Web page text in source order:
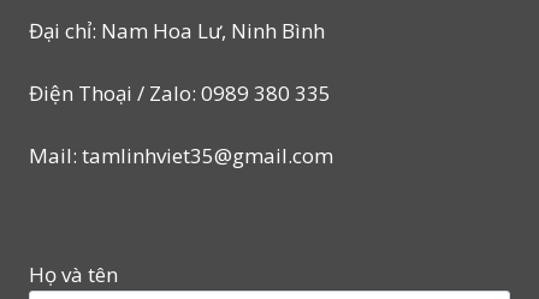
Đại chỉ: Nam Hoa Lư, Ninh Bình
Điện Thoại / Zalo: 0989 380 335
Mail: tamlinhviet35@gmail.com
Họ và tên